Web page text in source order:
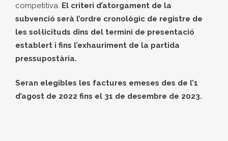
competitiva. El criteri d’atorgament de la
subvenció serà l’ordre cronològic de registre de
les sol·licituds dins del termini de presentació
establert i fins l’exhauriment de la partida
pressupostària.
Seran elegibles les factures emeses des de l’1
d’agost de 2022 fins el 31 de desembre de 2023.